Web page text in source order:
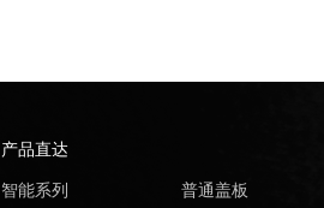
产品直达
智能系列
普通盖板